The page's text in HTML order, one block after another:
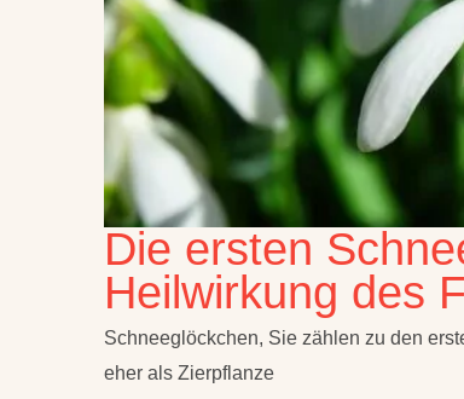
Die ersten
Heilwirkung des
Schneeglöckchen, Sie zählen zu den
eher als Zierpflanze